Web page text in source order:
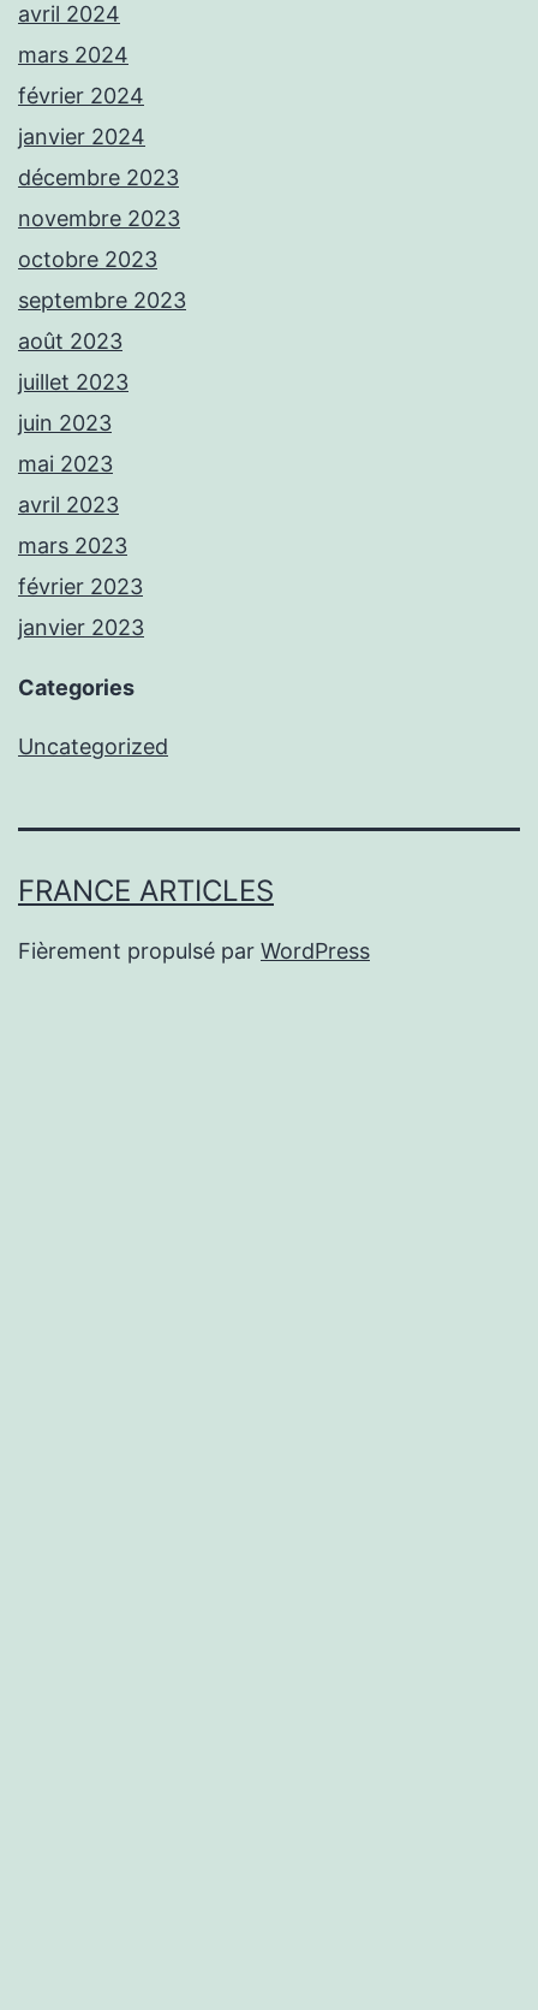
avril 2024
mars 2024
février 2024
janvier 2024
décembre 2023
novembre 2023
octobre 2023
septembre 2023
août 2023
juillet 2023
juin 2023
mai 2023
avril 2023
mars 2023
février 2023
janvier 2023
Categories
Uncategorized
FRANCE ARTICLES
Fièrement propulsé par WordPress